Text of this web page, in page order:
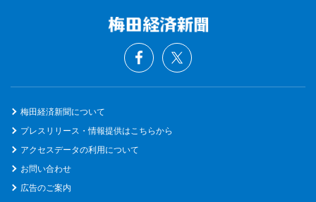
梅田経済新聞について
プレスリリース・情報提供はこちらから
アクセスデータの利用について
お問い合わせ
広告のご案内